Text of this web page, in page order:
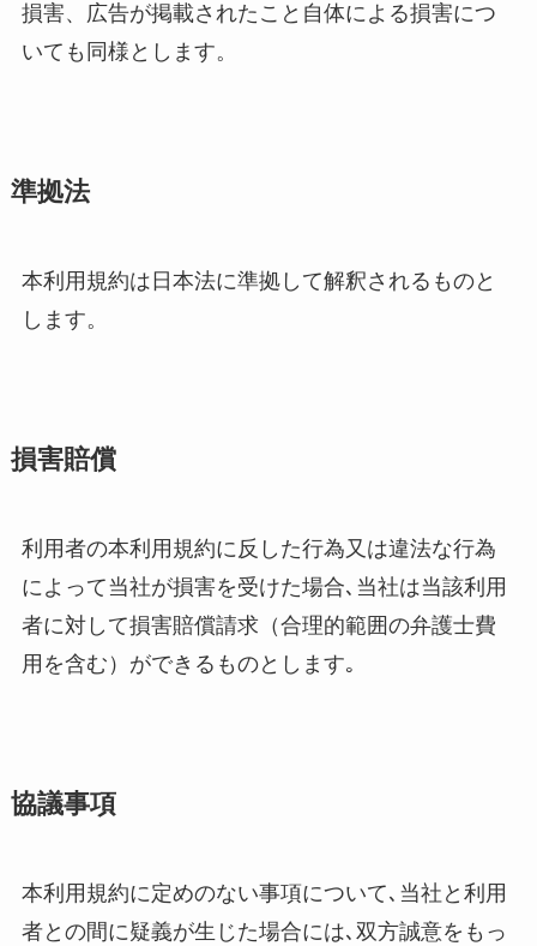
損害、広告が掲載されたこと自体による損害につ
いても同様とします。
準拠法
本利用規約は日本法に準拠して解釈されるものと
します。
損害賠償
利用者の本利用規約に反した行為又は違法な行為
によって当社が損害を受けた場合､当社は当該利用
者に対して損害賠償請求（合理的範囲の弁護士費
用を含む）ができるものとします｡
協議事項
本利用規約に定めのない事項について､当社と利用
者との間に疑義が生じた場合には､双方誠意をもっ